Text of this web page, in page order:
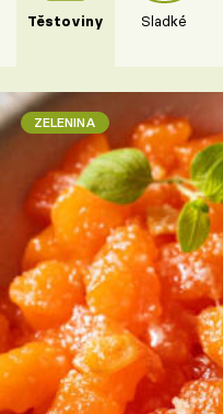
Těstoviny Sladké
ZELENINA